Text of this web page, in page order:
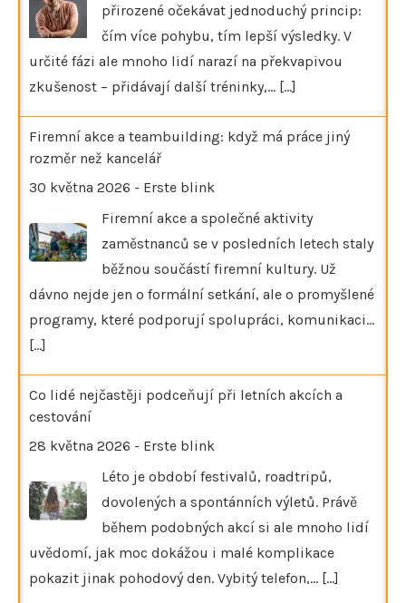
přirozené očekávat jednoduchý princip:
čím více pohybu, tím lepší výsledky. V
určité fázi ale mnoho lidí narazí na překvapivou
zkušenost – přidávají další tréninky,… [...]
Firemní akce a teambuilding: když má práce jiný
rozměr než kancelář
30 května 2026 - Erste blink
Firemní akce a společné aktivity
zaměstnanců se v posledních letech staly
běžnou součástí firemní kultury. Už
dávno nejde jen o formální setkání, ale o promyšlené
programy, které podporují spolupráci, komunikaci…
[...]
Co lidé nejčastěji podceňují při letních akcích a
cestování
28 května 2026 - Erste blink
Léto je období festivalů, roadtripů,
dovolených a spontánních výletů. Právě
během podobných akcí si ale mnoho lidí
uvědomí, jak moc dokážou i malé komplikace
pokazit jinak pohodový den. Vybitý telefon,… [...]